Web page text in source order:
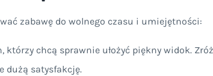
zabawę do wolnego czasu i umiejętności:
którzy chcą sprawnie ułożyć piękny widok.
dużą satysfakcję.